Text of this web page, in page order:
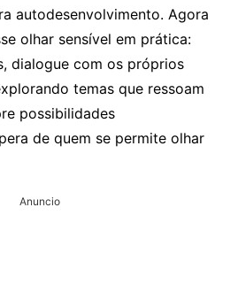
autodesenvolvimento. Agora
olhar sensível em prática:
dialogue com os próprios
temas que ressoam
possibilidades
de quem se permite olhar
Anuncio